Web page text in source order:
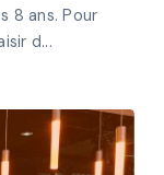
8 ans. Pour
d...